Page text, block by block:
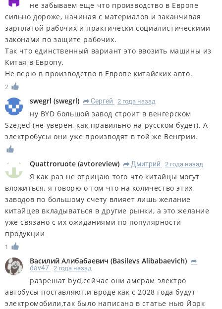
не забываем еще что производство в Европе
сильно дороже, начиная с материалов и заканчивая
зарплатой рабочих и практически социалистическими
законами по защите рабочих.
Так что единственный вариант это ввозить машины из
Китая в Европу.
Не верю в производство в Европе китайских авто.
2
swegrl (swegrl) R Сергей 2 года назад
ну BYD большой завод строит в венгерском
Szeged (не уверен, как правильно на русском будет). А
электробусы они уже производят в той же Венгрии.
Quattroruote (avtoreview) R Дмитрий 2 года назад
Я как раз не отрицаю того что китайцы могут
вложиться, я говорю о том что на количество этих
заводов по большому счету влияет лишь желание
китайцев вкладываться в другие рынки, а это желание
уже связано с их ожиданиями по популярности
продукции
1
Василий Алибабаевич (Basilevs Alibabaevich) R
dav47 2 года назад
разрешат byd,сейчас они амерам электро
автобусы поставляют,и вроде как с 2028 года будут
электромобили,так было написано в статье нью Йорк